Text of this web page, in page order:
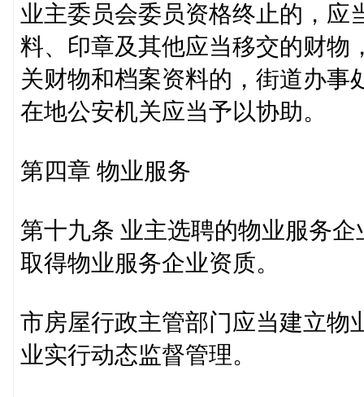
业主委员会委员资格终止的，应
料、印章及其他应当移交的财物
关财物和档案资料的，街道办事
在地公安机关应当予以协助。
第四章 物业服务
第十九条 业主选聘的物业服务
取得物业服务企业资质。
市房屋行政主管部门应当建立物
业实行动态监督管理。